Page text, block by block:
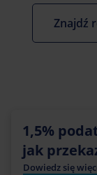
Znajdź
1,5%
jak
Dowiedz się